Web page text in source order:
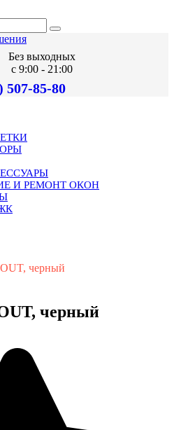
Без выходных
с 9:00 - 21:00
507-85-80
И РЕМОНТ ОКОН
черный
черный